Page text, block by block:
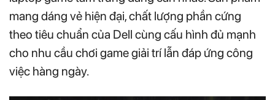
mang dáng vẻ hiện đại, chất lượng phần cứng
theo tiêu chuẩn của Dell cùng cấu hình đủ mạnh
cho nhu cầu chơi game giải trí lẫn đáp ứng công
việc hàng ngày.